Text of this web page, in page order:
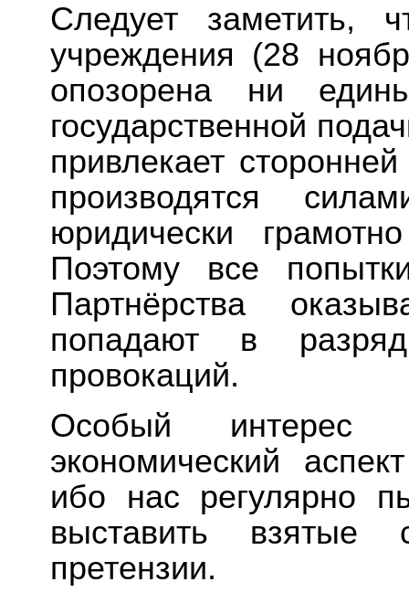
Следует
учреждения (28
опозорена ни
государственной
привлекает
производятся
юридически
Поэтому все
Партнёрства
попадают в
провокаций.
Особый интерес
экономический
ибо нас регулярно
выставить взятые
претензии.